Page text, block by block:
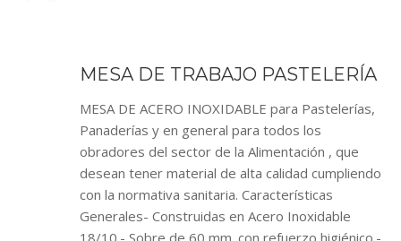
MESA DE TRABAJO PASTELERÍA
MESA DE ACERO INOXIDABLE para Pastelerías,
Panaderías y en general para todos los
obradores del sector de la Alimentación , que
desean tener material de alta calidad cumpliendo
con la normativa sanitaria. Características
Generales- Construidas en Acero Inoxidable
18/10.- Sobre de 60 mm. con refuerzo higiénico.-